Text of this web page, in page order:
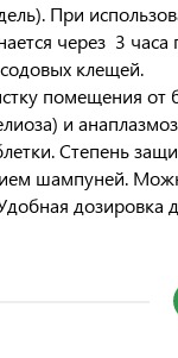
При
через 3 часа
клещей.
помещения от
и
Степень
шампуней.
дозировка